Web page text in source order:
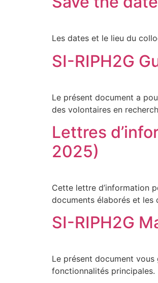
Les dates et le lieu du
SI-RIPH2G
Le présent document a
des volontaires en
Lettres
2025)
Cette lettre d’information
documents élaborés et les
SI-RIPH2G
Le présent document vous
fonctionnalités principales.